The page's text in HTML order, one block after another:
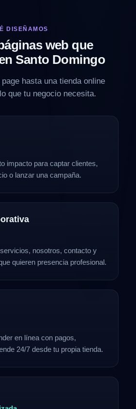
DISEÑAMOS
web que
Santo Domingo
hasta una tienda online
que tu negocio necesita.
impacto para captar clientes,
o lanzar una campaña.
nosotros, contacto y
quieren presencia profesional.
en línea con pagos,
24/7 desde tu propia tienda.